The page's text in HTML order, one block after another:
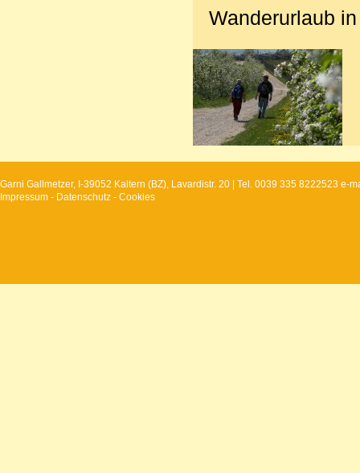
Wanderurlaub
Garni Gallmetzer, I-39052 Kaltern (BZ), Lavardistr. 20 | Tel. 0039 335 8222523 e-
Impressum - Datenschutz - Cookies